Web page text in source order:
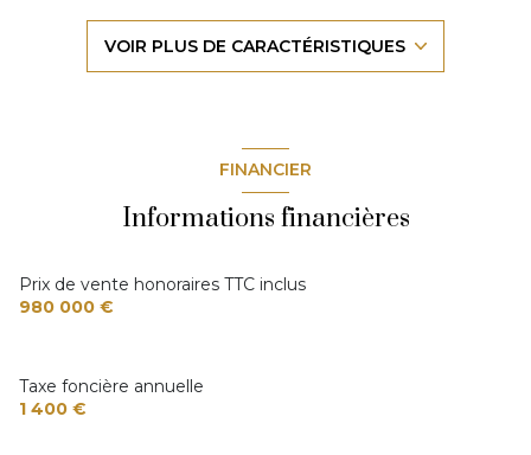
Chauffage individuel : radiateur (electrique)
3 parking(s)
vue Dégagée nature
VOIR PLUS DE CARACTÉRISTIQUES
FINANCIER
Informations financières
Prix de vente honoraires TTC inclus
980 000 €
Taxe foncière annuelle
1 400 €